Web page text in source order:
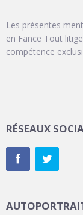
Les présentes
en Fance Tout
compétence
RÉSEAUX